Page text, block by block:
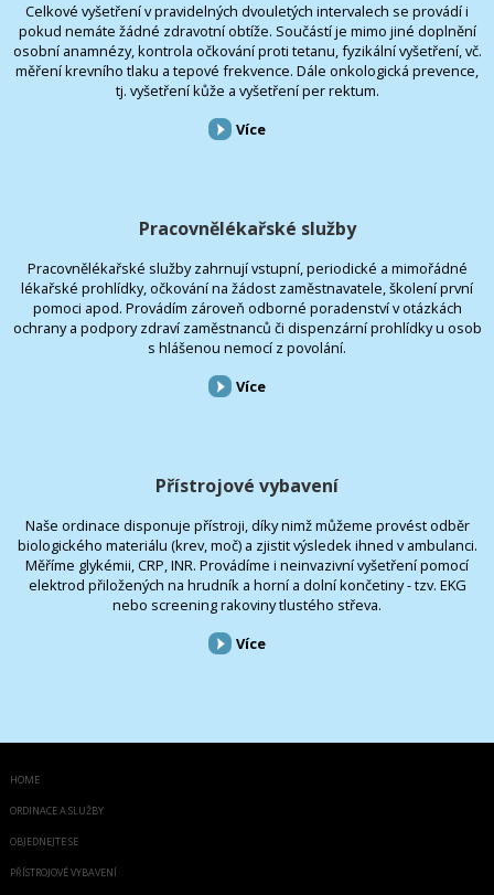
Celkové vyšetření v pravidelných dvouletých intervalech se provádí i
pokud nemáte žádné zdravotní obtíže. Součástí je mimo jiné doplnění
osobní anamnézy, kontrola očkování proti tetanu, fyzikální vyšetření, vč.
měření krevního tlaku a tepové frekvence. Dále onkologická prevence,
tj. vyšetření kůže a vyšetření per rektum.
Více
Pracovnělékařské služby
Pracovnělékařské služby zahrnují vstupní, periodické a mimořádné
lékařské prohlídky, očkování na žádost zaměstnavatele, školení první
pomoci apod. Provádím zároveň odborné poradenství v otázkách
ochrany a podpory zdraví zaměstnanců či dispenzární prohlídky u osob
s hlášenou nemocí z povolání.
Více
Přístrojové vybavení
Naše ordinace disponuje přístroji, díky nimž můžeme provést odběr
biologického materiálu (krev, moč) a zjistit výsledek ihned v ambulanci.
Měříme glykémii, CRP, INR. Provádíme i neinvazivní vyšetření pomocí
elektrod přiložených na hrudník a horní a dolní končetiny - tzv. EKG
nebo screening rakoviny tlustého střeva.
Více
HOME
ORDINACE A SLUŽBY
OBJEDNEJTE SE
PŘÍSTROJOVÉ VYBAVENÍ